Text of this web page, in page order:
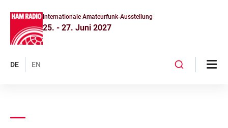
Internationale Amateurfunk-Ausstellung
25. - 27. Juni 2027
DE EN